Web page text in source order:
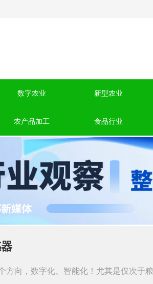
数字农业 新型农业
农产品加工 食品行业
方向，数字化、智能化！尤其是仅次于